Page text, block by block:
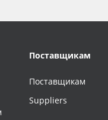
Поставщикам
Поставщикам
Suppliers